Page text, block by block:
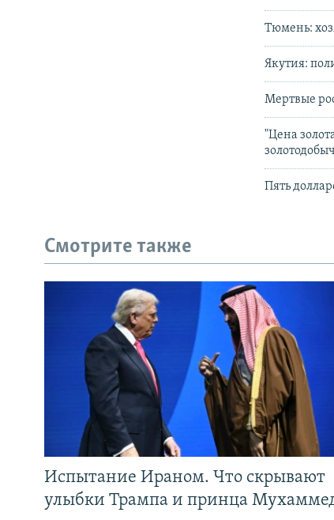
Тюмень:
Якутия:
Мертвые
"Цена
Пять
Смотрите также
Испытание Ираном. Что скрывают
улыбки Трампа и принца